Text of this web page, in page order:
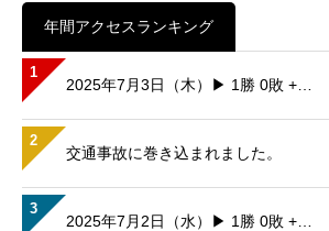
年間アクセスランキング
1
2025年7月3日（木）▶ 1勝 0敗 +…
2
交通事故に巻き込まれました。
3
2025年7月2日（水）▶ 1勝 0敗 +…